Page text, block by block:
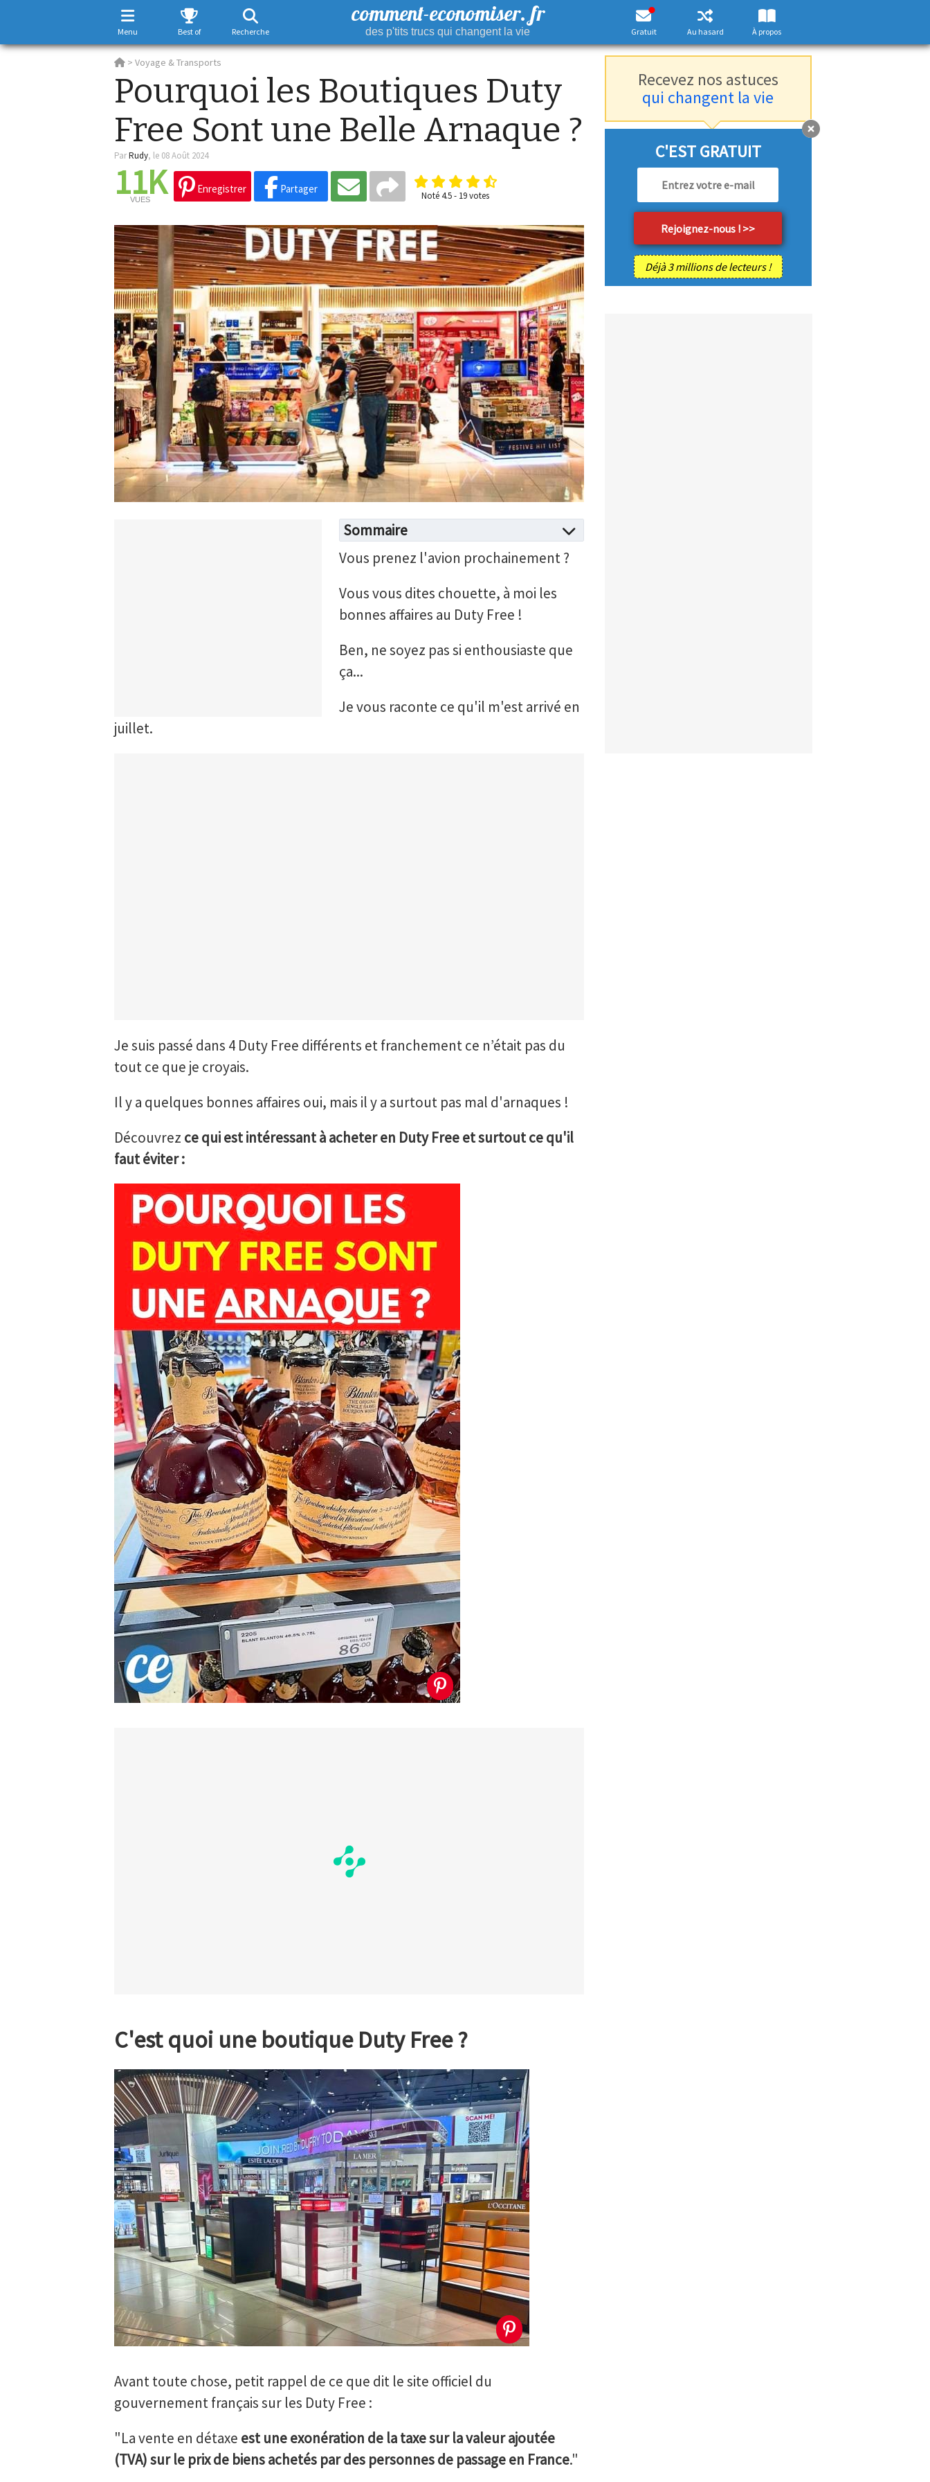
Menu Best of Recherche
comment-economiser. fr
des p'tits trucs qui changent la vie Gratuit Au hasard À propos
> Voyage & Transports
Pourquoi les Boutiques Duty
Free Sont une Belle Arnaque ?
ParRudy, le 08 Août 2024
11K
VUES
Enregistrer Partager
Noté4.5- 19votes
Sommaire
Vous prenez l'avion prochainement ?
Vous vous dites chouette, à moi les
bonnes affaires au Duty Free !
Ben, ne soyez pas si enthousiaste que
ça...
Je vous raconte ce qu'il m'est arrivé en
juillet.
Je suis passé dans 4 Duty Free différents et franchement ce n’était pas du
tout ce que je croyais.
Il y a quelques bonnes affaires oui, mais il y a surtout pas mal d'arnaques !
Découvrez ce qui est intéressant à acheter en Duty Free et surtout ce qu'il
faut éviter :
C'est quoi une boutique Duty Free ?
Avant toute chose, petit rappel de ce que dit le site officiel du
gouvernement français sur les Duty Free :
"La vente en détaxe est une exonération de la taxe sur la valeur ajoutée
(TVA) sur le prix de biens achetés par des personnes de passage en France."
Recevez nos astuces
qui changent la vie
C'EST GRATUIT
Déjà 3 millions de lecteurs !